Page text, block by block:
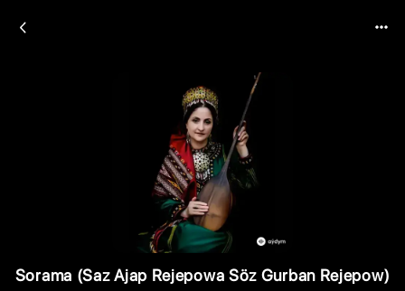
Sorama (Saz Ajap Rejepowa Söz Gurban Rejepow)